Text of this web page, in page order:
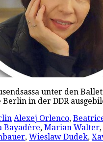
unter den
Berlin in der DDR
Alexej Orlenco,
Bayadère, Marian Walter,
, Wieslaw Dudek,